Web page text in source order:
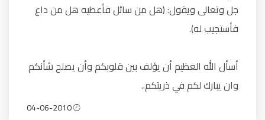
جل وتعالى ويقول: (هل من سائل فأعطيه هل من داع
فأستجيب له).
أسأل الله العظيم أن يؤلف بين قلوبكم وأن يصلح شأنكم
وان يبارك لكم في ذريتكم..